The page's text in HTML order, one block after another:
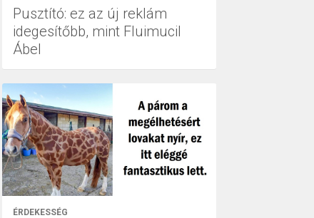
Pusztító: ez az új reklám
idegesítőbb, mint Fluimucil
Ábel
ÉRDEKESSÉG